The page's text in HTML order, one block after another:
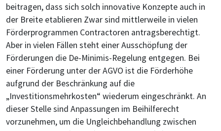
beitragen, dass sich solch innovative Konzepte auch in
der Breite etablieren Zwar sind mittlerweile in vielen
Förderprogrammen Contractoren antragsberechtigt.
Aber in vielen Fällen steht einer Ausschöpfung der
Förderungen die De-Minimis-Regelung entgegen. Bei
einer Förderung unter der AGVO ist die Förderhöhe
aufgrund der Beschränkung auf die
„Investitionsmehrkosten“ wiederum eingeschränkt. An
dieser Stelle sind Anpassungen im Beihilferecht
vorzunehmen, um die Ungleichbehandlung zwischen